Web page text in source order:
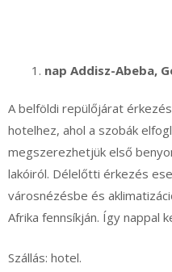
nap Addisz-Abeba,
A belföldi repülőjárat
hotelhez, ahol a szobák
megszerezhetjük első
lakóiról. Délelőtti érkezés
városnézésbe és
Afrika fennsíkján. Így nappal
Szállás: hotel.